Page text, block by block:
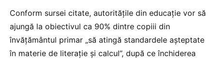
Conform sursei citate, autoritățile din educație vor să
ajungă la obiectivul ca 90% dintre copiii din
învățământul primar „să atingă standardele așteptate
în materie de literație și calcul”, după ce închiderea